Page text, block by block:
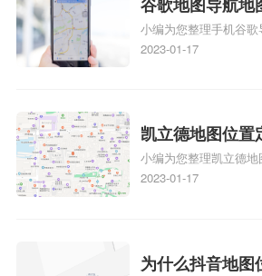
识，详情可查看下方正
添加谷歌地图导
小编为您整理手机谷
人位置、如何在地图，
2023-01-17
凯立德地图位置
注？凯立德地图
标注？
小编为您整理凯立德
标注怎么做啊、凯立德
相关地图标注知识，详
2023-01-17
为什么抖音地图